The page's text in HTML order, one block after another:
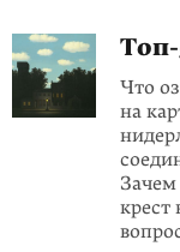
Что
на
крест